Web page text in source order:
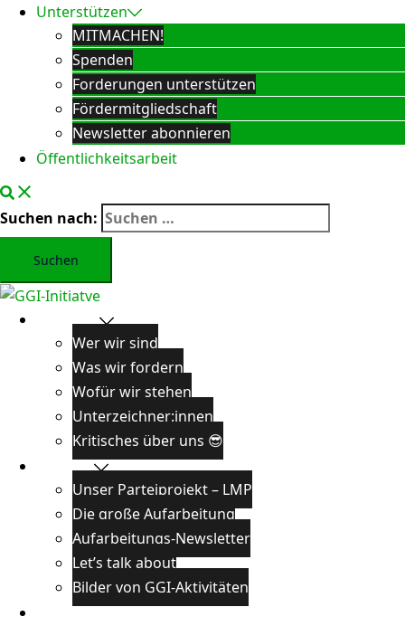
Unterstützen
MITMACHEN!
Spenden
Forderungen unterstützen
Fördermitgliedschaft
Newsletter abonnieren
Öffentlichkeitsarbeit
Suchen nach:
Über uns
Wer wir sind
Was wir fordern
Wofür wir stehen
Unterzeichner:innen
Kritisches über uns 😎
Projekte
Unser Parteiprojekt – LMP
Die große Aufarbeitung
Aufarbeitungs-Newsletter
Let’s talk about
Bilder von GGI-Aktivitäten